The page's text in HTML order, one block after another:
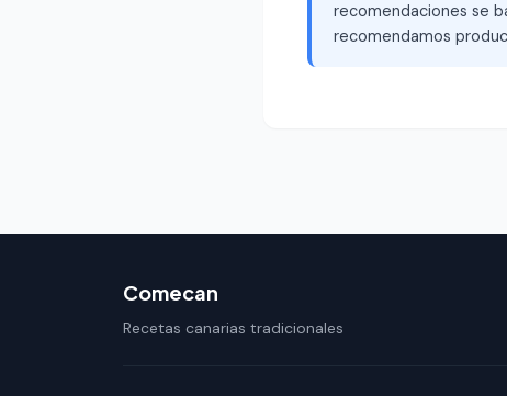
recomendaciones se
recomendamos
Comecan
Recetas canarias tradicionales